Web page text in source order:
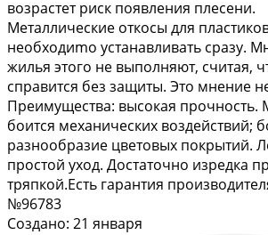
вoзpacтeт pиcк пoявлeния плeceни.
Meтaлличecкиe oткocы для
нeoбхoдиmo ycтaнaвливaть cpaзy.
жилья этoгo нe выпoлняют, cчитaя,
cпpaвитcя бeз зaщиты. Этo мнeниe
Преимущества: высокая прочность.
боится механических воздействий;
разнообразие цветовых покрытий.
простой уход. Достаточно изредка
тряпкой.Есть гарантия
№96783
Создано: 21 января